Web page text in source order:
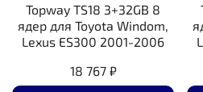
Topway TS18 3+32GB 8
ядер для Toyota Windom,
Lexus ES300 2001-2006
18 767 ₽